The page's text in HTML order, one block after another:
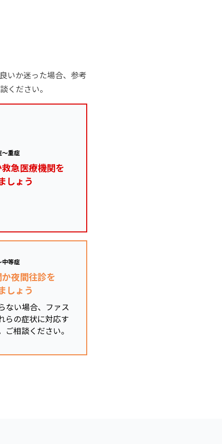
いか迷った場合、参考
ください。
～重症
急医療機関を
しょう
中等症
夜間往診を
しょう
ない場合、ファス
らの症状に対応す
相談ください。